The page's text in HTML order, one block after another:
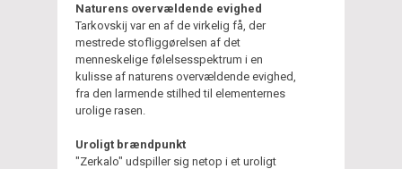
Naturens overvældende evighed
Tarkovskij var en af de virkelig få, der
mestrede stofliggørelsen af det
menneskelige følelsesspektrum i en
kulisse af naturens overvældende evighed,
fra den larmende stilhed til elementernes
urolige rasen.
Uroligt brændpunkt
"Zerkalo" udspiller sig netop i et uroligt